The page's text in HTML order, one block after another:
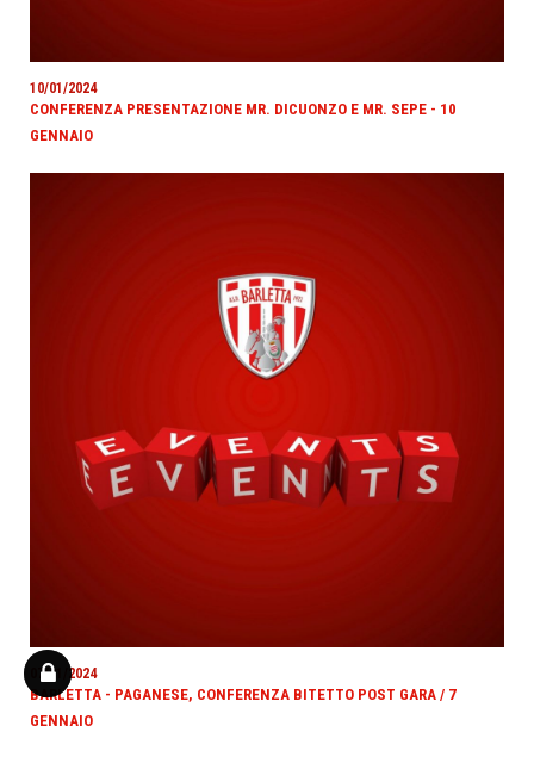
10/01/2024
CONFERENZA PRESENTAZIONE MR. DICUONZO E MR. SEPE - 10
GENNAIO
07/01/2024
BARLETTA - PAGANESE, CONFERENZA BITETTO POST GARA / 7
GENNAIO